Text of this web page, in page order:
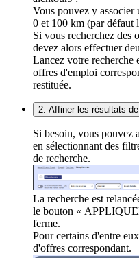
Vous pouvez y associer
0 et 100 km (par défaut
Si vous recherchez des
devez alors effectuer
Lancez votre recherche
offres d'emploi
restituée.
2. Affiner les résultats
Si besoin, vous pouvez
en sélectionnant des
de recherche.
La recherche est
le bouton «
ferme.
Pour certains d'entre
d'offres correspondant.